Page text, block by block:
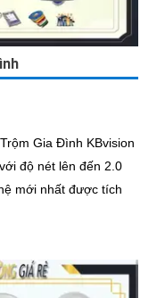
Gia Đình KBvision
độ nét lên đến 2.0